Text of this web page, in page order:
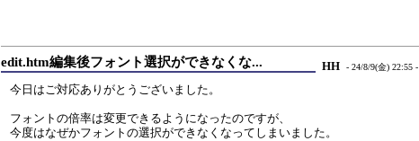
edit.htm編集後フォント選択ができなくな... HH - 24/8/9(金) 22:55 -
今日はご対応ありがとうございました。
フォントの倍率は変更できるようになったのですが、
今度はなぜかフォントの選択ができなくなってしまいました。